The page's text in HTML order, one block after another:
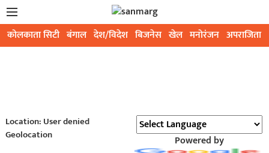
कोलकाता सिटी बंगाल देश/विदेश बिजनेस खेल मनोरंजन अपराजिता
Location: User denied
Geolocation
Powered by